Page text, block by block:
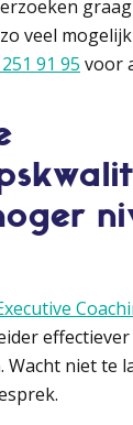
veel
91 95 voor
effectiever
niet te